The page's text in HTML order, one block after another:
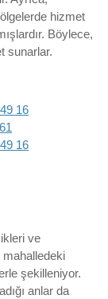
hizmet
Böylece,
sunarlar.
16
16
ve
mahalledeki
şekilleniyor.
anlar da